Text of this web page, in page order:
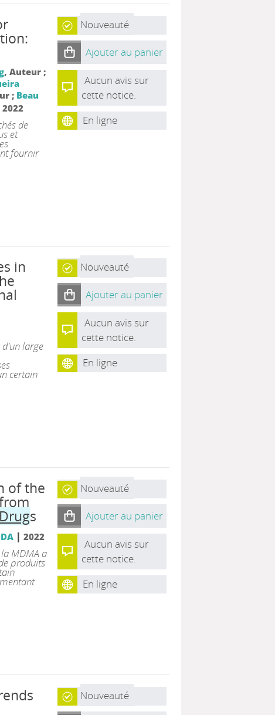
, Auteur ;
; Beau
2022
de
et
fournir
Nouveauté
Ajouter au panier
Aucun avis sur
cette notice.
En ligne
in
d'un large
certain
Nouveauté
Ajouter au panier
Aucun avis sur
cette notice.
En ligne
of the
Drugs
| 2022
MDMA a
produits
Nouveauté
Ajouter au panier
Aucun avis sur
cette notice.
En ligne
Nouveauté